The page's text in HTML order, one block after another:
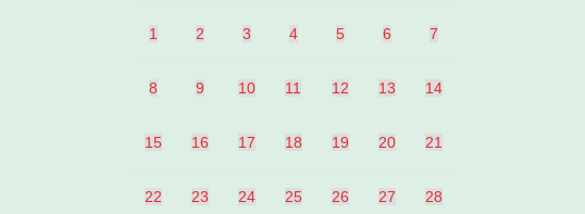
1 2 3 4 5 6 7
8 9 10 11 12 13 14
15 16 17 18 19 20 21
22 23 24 25 26 27 28